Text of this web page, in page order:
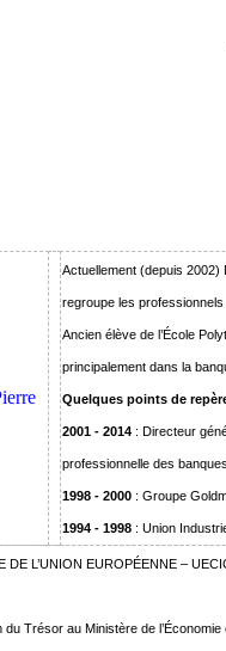
Actuellement (depuis 2002)
regroupe les
Ancien élève de l’École
principalement dans la
Quelques points de
2001 - 2014 : Directeur
professionnelle des
1998 - 2000 : Groupe
1994 - 1998 : Union
DE L’UNION EUROPÉENNE –
du Trésor au Ministère de l’Économie